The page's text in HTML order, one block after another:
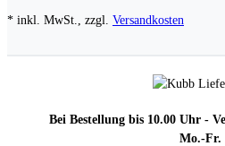
* inkl. MwSt., zzgl. Versandkosten
Bei Bestellung bis 10.00 Uhr -
Mo.-Fr.